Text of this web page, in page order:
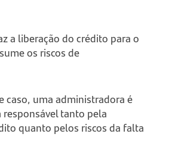
a liberação do crédito para o
os riscos de
caso, uma administradora é
tanto pela
quanto pelos riscos da falta